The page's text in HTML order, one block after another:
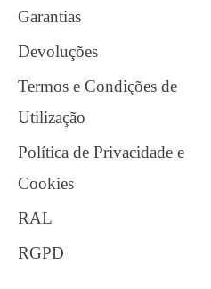
Garantias
Devoluções
Termos e Condições de
Utilização
Política de Privacidade e
Cookies
RAL
RGPD